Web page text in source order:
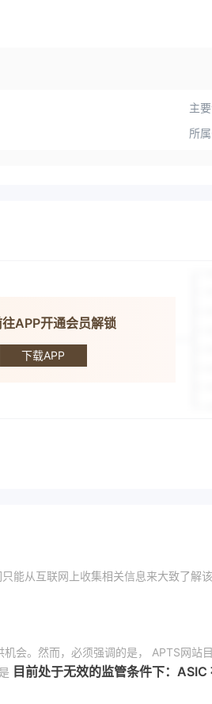
主
所
APP开通会员解锁
下载APP
能从互联网上收集相关信息来大致了解
会。然而，必须强调的是， APTS网站
目前处于无效的监管条件下：ASIC